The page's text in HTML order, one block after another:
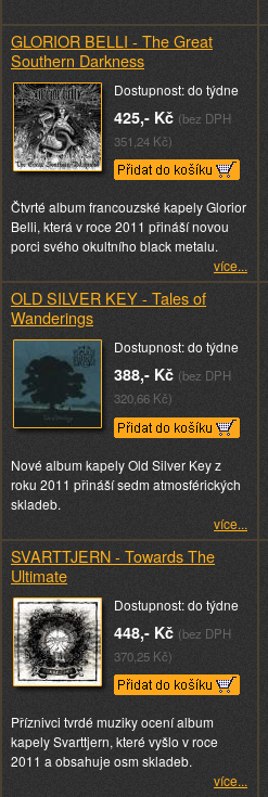
GLORIOR BELLI - The Great
Southern Darkness
Dostupnost: do týdne
425,- Kč (bez DPH
351,24 Kč)
Čtvrté album francouzské kapely Glorior
Belli, která v roce 2011 přináší novou
porci svého okultního black metalu.
více...
OLD SILVER KEY - Tales of
Wanderings
Dostupnost: do týdne
388,- Kč (bez DPH
320,66 Kč)
Nové album kapely Old Silver Key z
roku 2011 přináší sedm atmosférických
skladeb.
více...
SVARTTJERN - Towards The
Ultimate
Dostupnost: do týdne
448,- Kč (bez DPH
370,25 Kč)
Příznivci tvrdé muziky ocení album
kapely Svarttjern, které vyšlo v roce
2011 a obsahuje osm skladeb.
více...